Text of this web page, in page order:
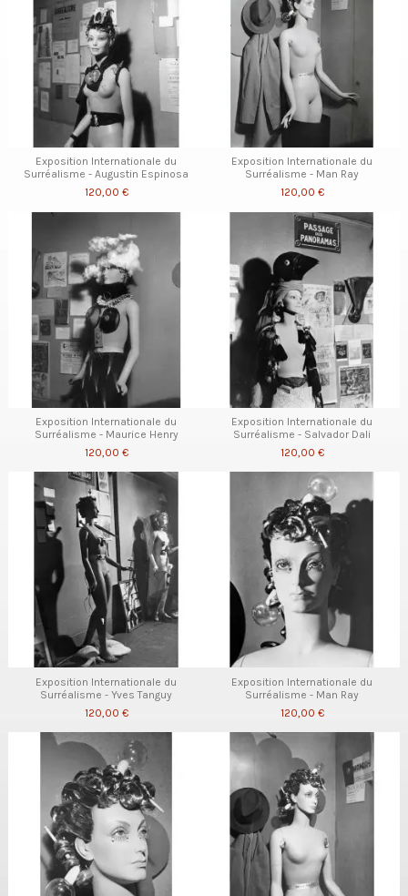
Exposition Internationale du
Surréalisme - Augustin Espinosa
120,00 €
Exposition Internationale du
Surréalisme - Man Ray
120,00 €
Exposition Internationale du
Surréalisme - Maurice Henry
120,00 €
Exposition Internationale du
Surréalisme - Salvador Dali
120,00 €
Exposition Internationale du
Surréalisme - Yves Tanguy
120,00 €
Exposition Internationale du
Surréalisme - Man Ray
120,00 €